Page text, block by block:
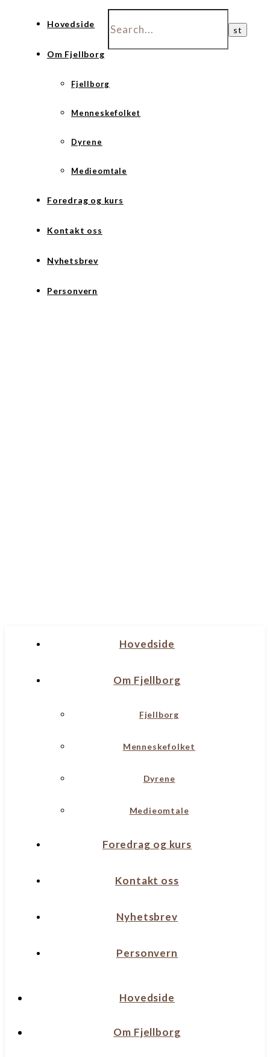
Hovedside
Om Fjellborg
Fjellborg
Menneskefolket
Dyrene
Medieomtale
Foredrag og kurs
Kontakt oss
Nyhetsbrev
Personvern
Hovedside
Om Fjellborg
Fjellborg
Menneskefolket
Dyrene
Medieomtale
Foredrag og kurs
Kontakt oss
Nyhetsbrev
Personvern
Hovedside
Om Fjellborg